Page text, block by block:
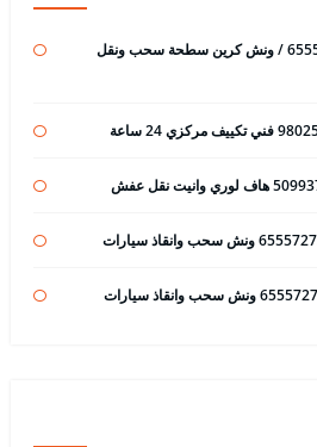
ونش ابو حليفة رقم / 65557275 / ونش كرين سطحة سحب ونقل